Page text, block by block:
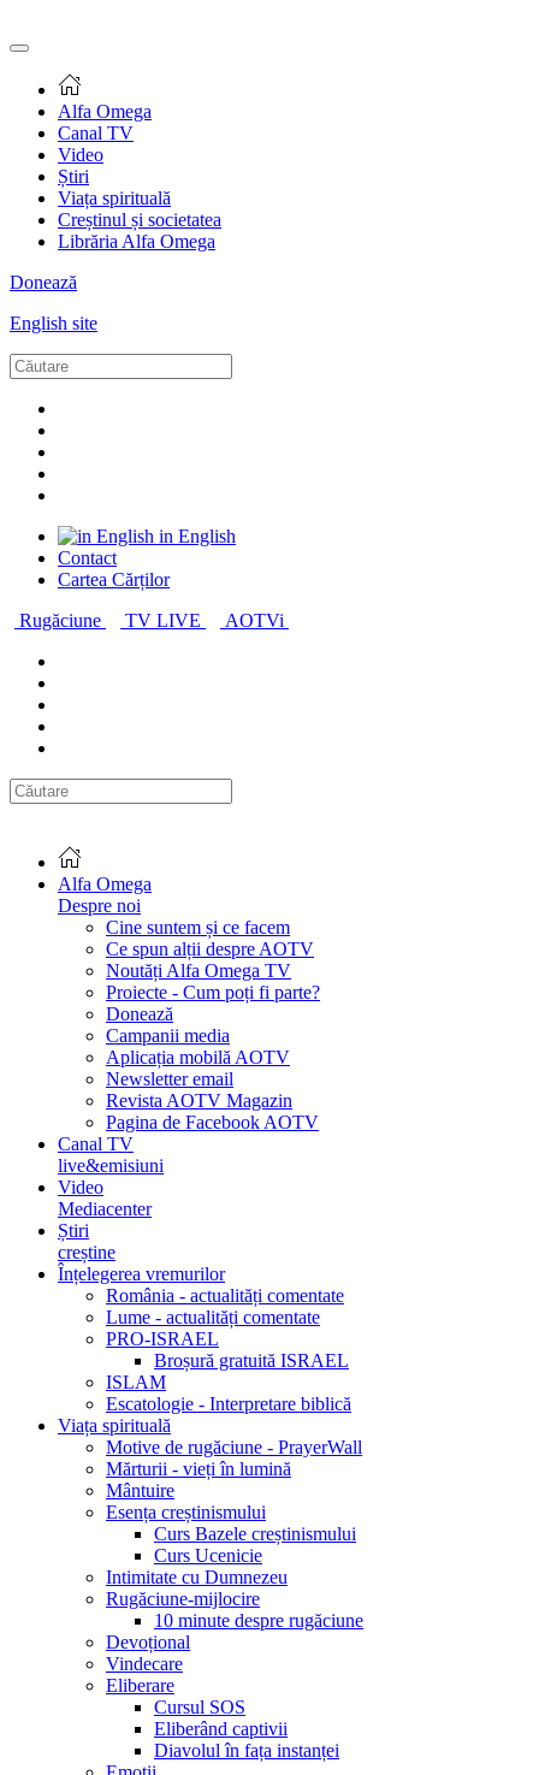
Alfa Omega
Canal TV
Video
Știri
Viața spirituală
Creștinul și societatea
Librăria Alfa Omega
Donează
English site
in English
Contact
Cartea Cărților
Rugăciune
TV LIVE AOTVi
Alfa Omega
Despre noi
Cine suntem și ce facem
Ce spun alții despre AOTV
Noutăți Alfa Omega TV
Proiecte - Cum poți fi parte?
Donează
Campanii media
Aplicația mobilă AOTV
Newsletter email
Revista AOTV Magazin
Pagina de Facebook AOTV
Canal TV
live&emisiuni
Video
Mediacenter
Știri
creștine
Înțelegerea vremurilor
România - actualități comentate
Lume - actualități comentate
PRO-ISRAEL
Broșură gratuită ISRAEL
ISLAM
Escatologie - Interpretare biblică
Viața spirituală
Motive de rugăciune - PrayerWall
Mărturii - vieți în lumină
Mântuire
Esența creștinismului
Curs Bazele creștinismului
Curs Ucenicie
Intimitate cu Dumnezeu
Rugăciune-mijlocire
10 minute despre rugăciune
Devoțional
Vindecare
Eliberare
Cursul SOS
Eliberând captivii
Diavolul în fața instanței